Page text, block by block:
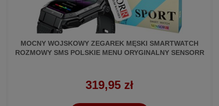
MOCNY WOJSKOWY ZEGAREK MĘSKI SMARTWATCH
ROZMOWY SMS POLSKIE MENU ORYGINALNY SENSORR
319,95 zł